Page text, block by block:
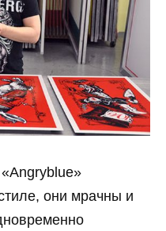
«Angryblue»
они мрачны и